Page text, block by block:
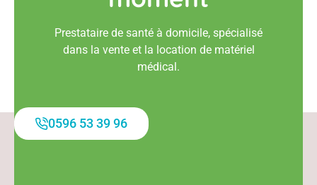
Prestataire de santé à domicile, spécialisé
dans la vente et la location de matériel
médical.
0596 53 39 96